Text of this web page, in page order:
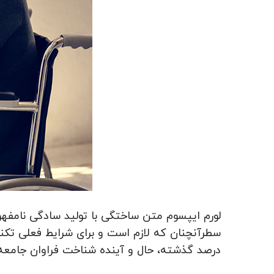
لورم ایپسوم متن ساختگی با تولید سادگی
سطرآنچنان که لازم است و برای شرایط فعلی
درصد گذشته، حال و آینده شناخت فراوان